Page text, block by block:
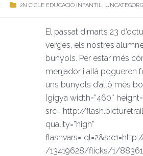
2N CICLE EDUCACIÓ INFANTIL,
El passat dimarts 23
verges, els nostres
bunyols. Per estar més
menjador i allà pogueren
uns bunyols d’allò més
[gigya width=”460″
src=”http://
quality=”high”
/13419628/flicks/1/